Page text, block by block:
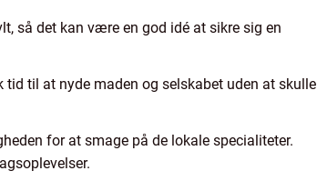
så det kan være en god idé at sikre sig en
til at nyde maden og selskabet uden at skulle
for at smage på de lokale specialiteter.